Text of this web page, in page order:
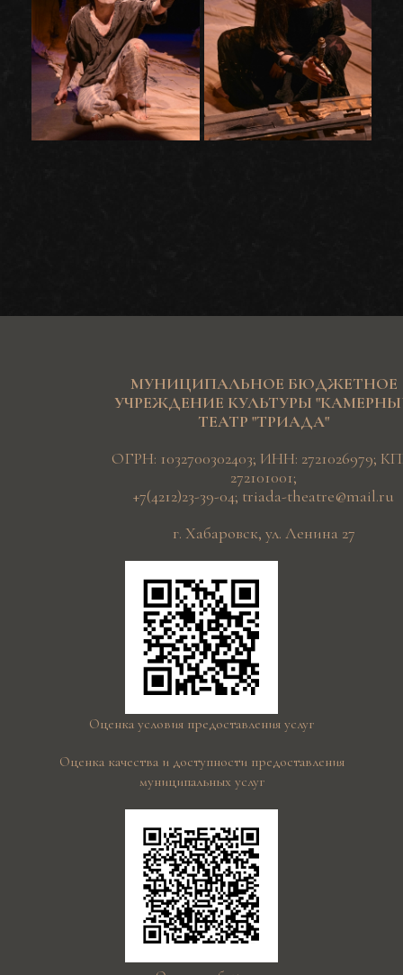
МУНИЦИПАЛЬНОЕ БЮДЖЕТНОЕ
УЧРЕЖДЕНИЕ КУЛЬТУРЫ
ТЕАТР "ТРИАДА"
ОГРН: 1032700302403; ИНН: 2721026979;
272101001;
+7(4212)23-39-04; triada-theatre@mail.ru
г. Хабаровск, ул. Ленина 27
Оценка условия предоставления услуг
Оценка качества и доступности предоставления
муниципальных услуг